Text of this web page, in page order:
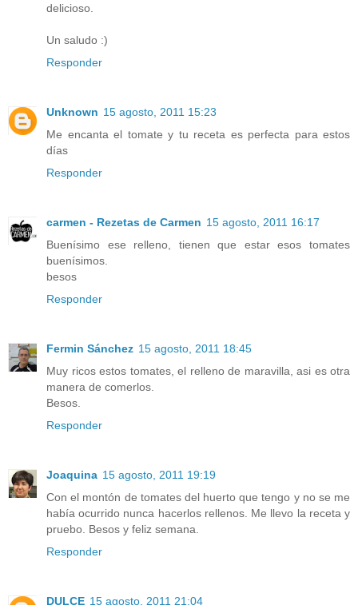
delicioso.
Un saludo :)
Responder
Unknown 15 agosto, 2011 15:23
Me encanta el tomate y tu receta es perfecta para estos
días
Responder
carmen - Rezetas de Carmen 15 agosto, 2011 16:17
Buenísimo ese relleno, tienen que estar esos tomates
buenísimos.
besos
Responder
Fermin Sánchez 15 agosto, 2011 18:45
Muy ricos estos tomates, el relleno de maravilla, asi es otra
manera de comerlos.
Besos.
Responder
Joaquina 15 agosto, 2011 19:19
Con el montón de tomates del huerto que tengo y no se me
había ocurrido nunca hacerlos rellenos. Me llevo la receta y
pruebo. Besos y feliz semana.
Responder
DULCE 15 agosto, 2011 21:04